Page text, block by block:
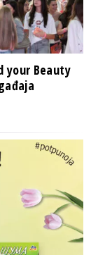
your Beauty